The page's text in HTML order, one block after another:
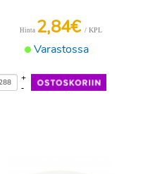
Varastossa
Hinta 2,84€ / KPL
-
+